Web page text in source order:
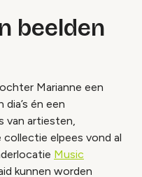
beelden
Marianne een
én een
van artiesten,
collectie elpees vond al
Music
kunnen worden